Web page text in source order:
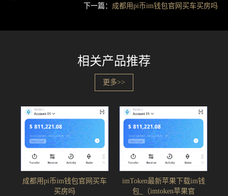
下一篇： 成都用pi币im钱包官网买车买房吗
相关产品推荐
更多>>
成都用pi币im钱包官网买车
买房吗
imToken最新苹果下载im钱
包_（imtoken苹果官